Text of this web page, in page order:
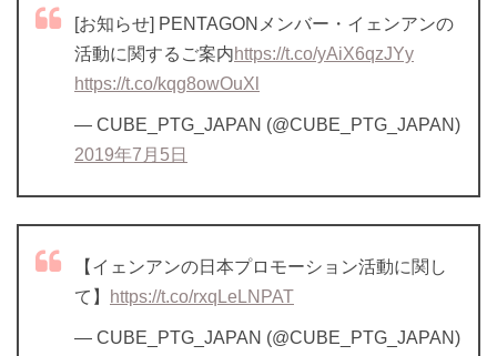
[お知らせ] PENTAGONメンバー・イェンアンの
活動に関するご案内https://t.co/yAiX6qzJYy
https://t.co/kqg8owOuXl
— CUBE_PTG_JAPAN (@CUBE_PTG_JAPAN)
2019年7月5日
【イェンアンの日本プロモーション活動に関し
て】
https://t.co/rxqLeLNPAT
— CUBE_PTG_JAPAN (@CUBE_PTG_JAPAN)